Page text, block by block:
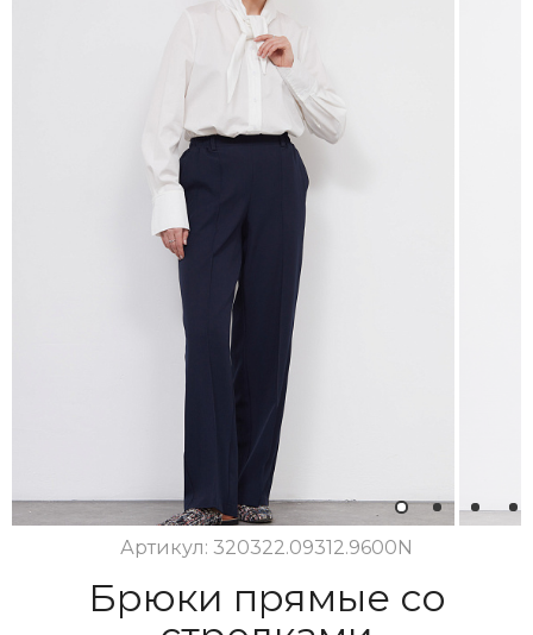
1 3 4
Артикул: 320322.09312.9600N
Брюки прямые со